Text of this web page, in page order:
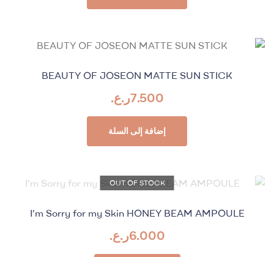
BEAUTY OF JOSEON MATTE SUN STICK
7.500ر.ع.
إضافة إلى السلة
OUT OF STOCK
I’m Sorry for my Skin HONEY BEAM AMPOULE
6.000ر.ع.